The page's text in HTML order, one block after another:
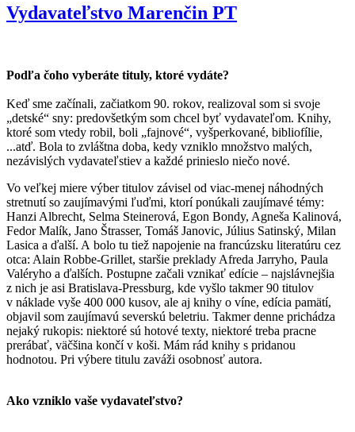
Vydavateľstvo Marenčin PT
Podľa čoho vyberáte tituly, ktoré vydáte?
Keď sme začínali, začiatkom 90. rokov, realizoval som si svoje
„detské“ sny: predovšetkým som chcel byť vydavateľom. Knihy,
ktoré som vtedy robil, boli „fajnové“, vyšperkované, bibliofílie,
...atď. Bola to zvláštna doba, kedy vzniklo množstvo malých,
nezávislých vydavateľstiev a každé prinieslo niečo nové.
Vo veľkej miere výber titulov závisel od viac-menej náhodných
stretnutí so zaujímavými ľuďmi, ktorí ponúkali zaujímavé témy:
Hanzi Albrecht, Selma Steinerová, Egon Bondy, Agneša Kalinová,
Fedor Malík, Jano Štrasser, Tomáš Janovic, Július Satinský, Milan
Lasica a ďalší. A bolo tu tiež napojenie na francúzsku literatúru cez
otca: Alain Robbe-Grillet, staršie preklady Afreda Jarryho, Paula
Valéryho a ďalších. Postupne začali vznikať edície – najslávnejšia
z nich je asi Bratislava-Pressburg, kde vyšlo takmer 90 titulov
v náklade vyše 400 000 kusov, ale aj knihy o víne, edícia pamätí,
objavil som zaujímavú severskú beletriu. Takmer denne prichádza
nejaký rukopis: niektoré sú hotové texty, niektoré treba pracne
prerábať, väčšina končí v koši. Mám rád knihy s pridanou
hodnotou. Pri výbere titulu zaváži osobnosť autora.
Ako vzniklo vaše vydavateľstvo?